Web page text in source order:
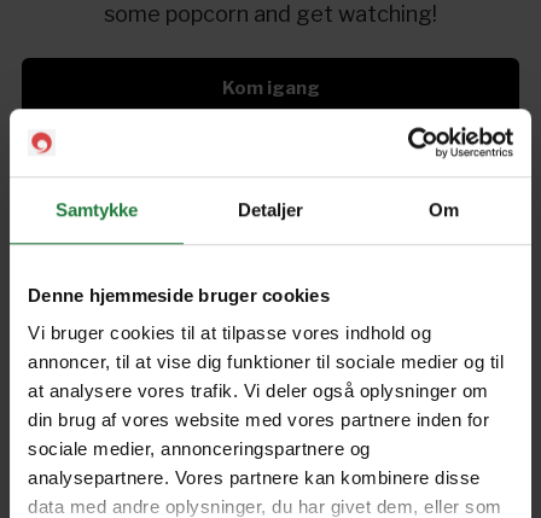
Samtykke Detaljer Om
Denne hjemmeside bruger cookies
Vi bruger cookies til at tilpasse vores indhold og
annoncer, til at vise dig funktioner til sociale medier og til
at analysere vores trafik. Vi deler også oplysninger om
din brug af vores website med vores partnere inden for
sociale medier, annonceringspartnere og
analysepartnere. Vores partnere kan kombinere disse
data med andre oplysninger, du har givet dem, eller som
some popcorn and get watching!
Kom igang
500 Must See Movies (5th
Forrige Næste
Nyt i Pling